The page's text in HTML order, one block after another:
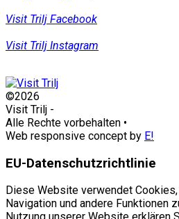
Visit Trilj Facebook
Visit Trilj Instagram
©2026
Visit Trilj -
Alle Rechte vorbehalten •
Web responsive concept by E!
EU-Datenschutzrichtlinie
Diese Website verwendet
Navigation und andere Funktionen